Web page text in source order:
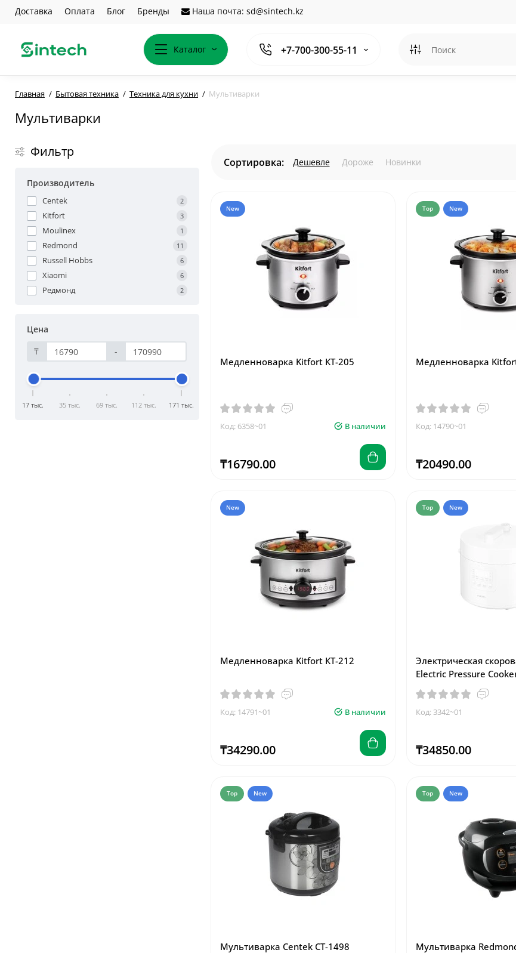
Доставка Оплата Блог Бренды Наша почта: sd@sintech.kz
Каталог +7-700-300-55-11
Главная Бытовая техника Техника для кухни Мультиварки
Мультиварки
Фильтр
Производитель
Centek 2
Kitfort 3
Moulinex 1
Redmond 11
Russell Hobbs 6
Xiaomi 6
Редмонд 2
Цена
₸
-
17 тыс. 35 тыс. 69 тыс. 112 тыс. 171 тыс.
Сортировка: Дешевле Дороже Новинки
New
Медленноварка Kitfort КТ-205
Код: 6358~01 В наличии
₸16790.00
Top New
Медленноварка
Код: 14790~01
₸20490.00
New
Медленноварка Kitfort КТ-212
Код: 14791~01 В наличии
₸34290.00
Top New
Электрическая
Electric Pressure
Код: 3342~01
₸34850.00
Top New
Мультиварка Centek CT-1498
Top New
Мультиварка